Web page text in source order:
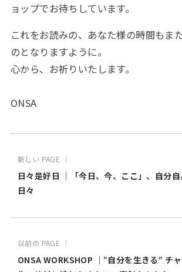
ョップでお待ちしています。
これをお読みの、あなた様の時間もま
のとなりますように。
心から、お祈りいたします。
ONSA
新しい PAGE ｜
日々是好日 ｜「今日、今、ここ」、自分
日々
以前の PAGE ｜
ONSA WORKSHOP ｜”自分を生きる” チ